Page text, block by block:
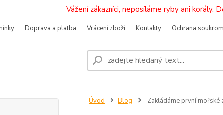
Vážení zákazníci, neposíláme ryby ani korály.
Doprava a platba Vrácení zboží Kontakty Ochrana
Úvod Blog Zakládáme první mořské